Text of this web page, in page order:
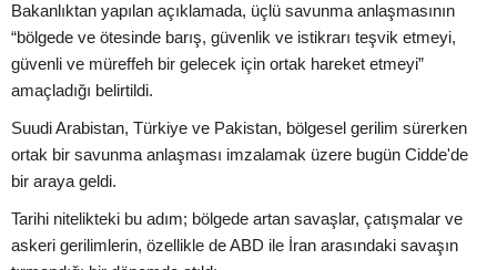
Bakanlıktan yapılan açıklamada, üçlü savunma anlaşmasının
“bölgede ve ötesinde barış, güvenlik ve istikrarı teşvik etmeyi,
güvenli ve müreffeh bir gelecek için ortak hareket etmeyi”
amaçladığı belirtildi.
Suudi Arabistan, Türkiye ve Pakistan, bölgesel gerilim sürerken
ortak bir savunma anlaşması imzalamak üzere bugün Cidde'de
bir araya geldi.
Tarihi nitelikteki bu adım; bölgede artan savaşlar, çatışmalar ve
askeri gerilimlerin, özellikle de ABD ile İran arasındaki savaşın